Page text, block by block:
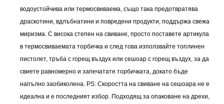
водоустойчива или термосвиваема, също така предотвратява
драскотини, вдлъбнатини и повредени продукти, поддържа свежа
миризма. С висока степен на свиване, просто поставете артикула
в термосвиваемата торбичка и след това използвайте топлинен
пистолет, тръба с горещ въздух или сешоар с горещ въздух, за да
свиете равномерно и запечатате торбичката, докато бъде
напълно заобиколена. PS: Скоростта на свиване на сешоара не е
идеална и е последният избор. Подходящ за опаковане на дрехи,